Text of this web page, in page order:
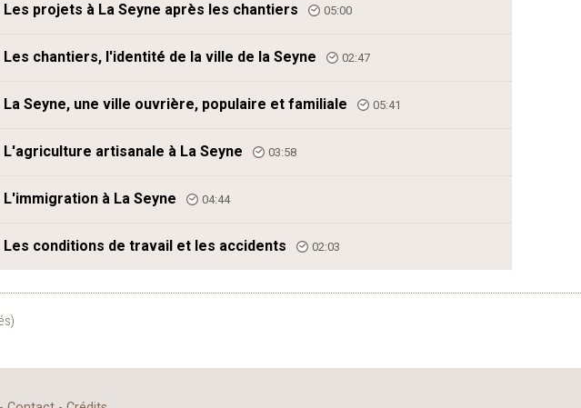
Les projets à La Seyne après les chantiers 05:00
Les chantiers, l'identité de la ville de la Seyne 02:47
La Seyne, une ville ouvrière, populaire et familiale 05:41
L'agriculture artisanale à La Seyne 03:58
L'immigration à La Seyne 04:44
Les conditions de travail et les accidents 02:03